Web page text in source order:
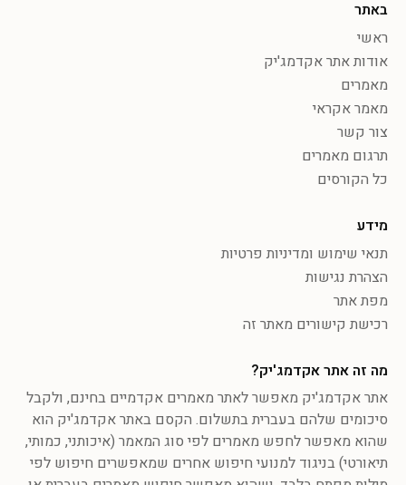
באתר
ראשי
אודות אתר אקדמג'יק
מאמרים
מאמר אקראי
צור קשר
תרגום מאמרים
כל הקורסים
מידע
תנאי שימוש ומדיניות פרטיות
הצהרת נגישות
מפת אתר
רכישת קישורים מאתר זה
מה זה אתר אקדמג'יק?
אתר אקדמג'יק מאפשר לאתר מאמרים אקדמיים בחינם, ולקבל
סיכומים שלהם בעברית בתשלום. הקסם באתר אקדמג'יק הוא
שהוא מאפשר לחפש מאמרים לפי סוג המאמר (איכותני, כמותי,
תיאורטי) בניגוד למנועי חיפוש אחרים שמאפשרים חיפוש לפי